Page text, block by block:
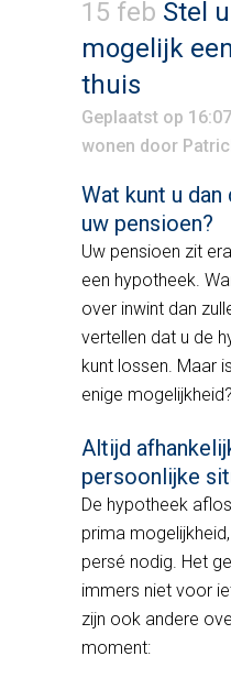
15 feb Stel
mogelijk
thuis
Geplaatst op
wonen door
Wat kunt u
uw pensioen?
Uw pensioen zit
een hypotheek.
over inwint dan
vertellen dat u de
kunt lossen. Maar
enige mogelijkheid?
Altijd
persoonlijke
De hypotheek
prima
persé nodig. Het
immers niet voor
zijn ook andere
moment: